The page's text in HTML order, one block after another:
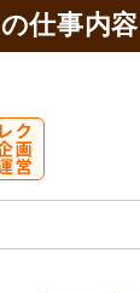
仕事内容